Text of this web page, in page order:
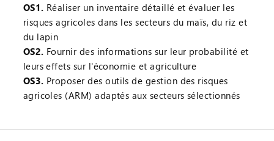
OS1. Réaliser un inventaire détaillé et évaluer les
risques agricoles dans les secteurs du maïs, du riz et
du lapin
OS2. Fournir des informations sur leur probabilité et
leurs effets sur l'économie et agriculture
OS3. Proposer des outils de gestion des risques
agricoles (ARM) adaptés aux secteurs sélectionnés